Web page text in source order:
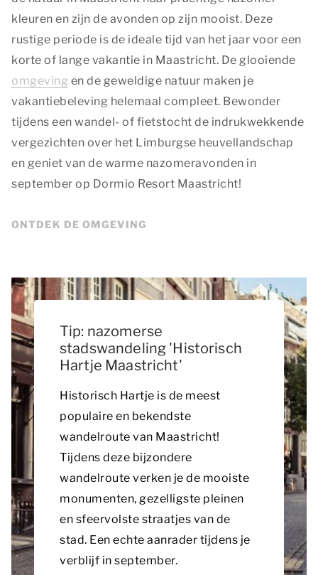
kleuren en zijn de avonden op zijn mooist. Deze
rustige periode is de ideale tijd van het jaar voor een
korte of lange vakantie in Maastricht. De glooiende
omgeving en de geweldige natuur maken je
vakantiebeleving helemaal compleet. Bewonder
tijdens een wandel- of fietstocht de indrukwekkende
vergezichten over het Limburgse heuvellandschap
en geniet van de warme nazomeravonden in
september op Dormio Resort Maastricht!
ONTDEK DE OMGEVING
Tip: nazomerse
stadswandeling 'Historisch
Hartje Maastricht'
Historisch Hartje is de meest
populaire en bekendste
wandelroute van Maastricht!
Tijdens deze bijzondere
wandelroute verken je de mooiste
monumenten, gezelligste pleinen
en sfeervolste straatjes van de
stad. Een echte aanrader tijdens je
verblijf in september.